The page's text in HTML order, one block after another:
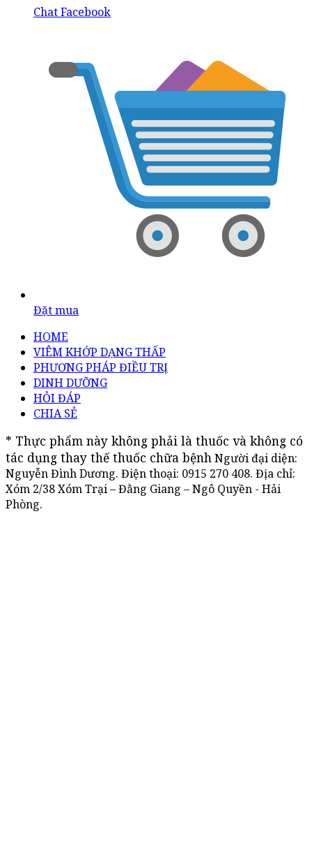
Chat Facebook
Đặt mua
HOME
VIÊM KHỚP DẠNG THẤP
PHƯƠNG PHÁP ĐIỀU TRỊ
DINH DƯỠNG
HỎI ĐÁP
CHIA SẺ
* Thực phẩm này không phải là thuốc và không có
tác dụng thay thế thuốc chữa bệnhNgười đại diện:
Nguyễn Đình Dương. Điện thoại: 0915 270 408. Địa chỉ:
Xóm 2/38 Xóm Trại – Đằng Giang – Ngô Quyền - Hải
Phòng.